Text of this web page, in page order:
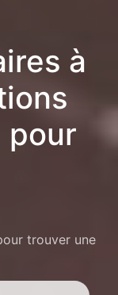
à
pour
trouver une